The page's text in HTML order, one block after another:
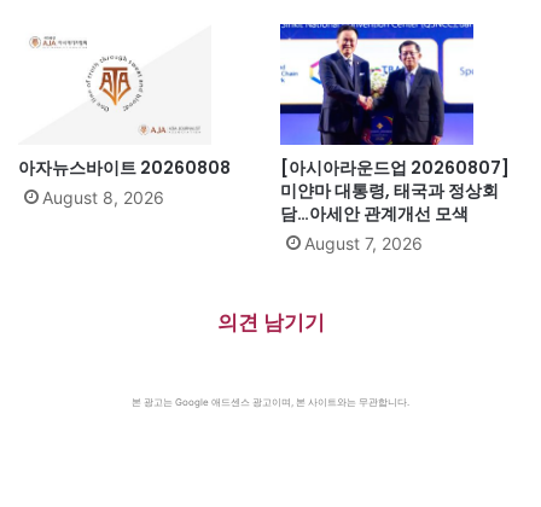
아자뉴스바이트 20260808
August 8, 2026
[아시아라운드업 20260807]
미얀마 대통령, 태국과 정상회
담…아세안 관계개선 모색
August 7, 2026
의견 남기기
본 광고는 Google 애드센스 광고이며, 본 사이트와는 무관합니다.